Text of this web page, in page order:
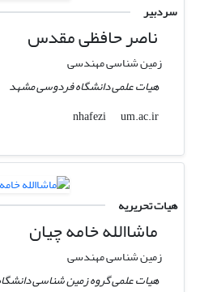
سردبیر
ناصر حافظی مقدس
زمین شناسی مهندسی
هیات علمی دانشگاه فردوسی مشهد
nhafezi
um.ac.ir
هیات تحریریه
ماشاالله خامه چیان
زمین شناسی مهندسی
هیات علمی گروه زمین شناسی